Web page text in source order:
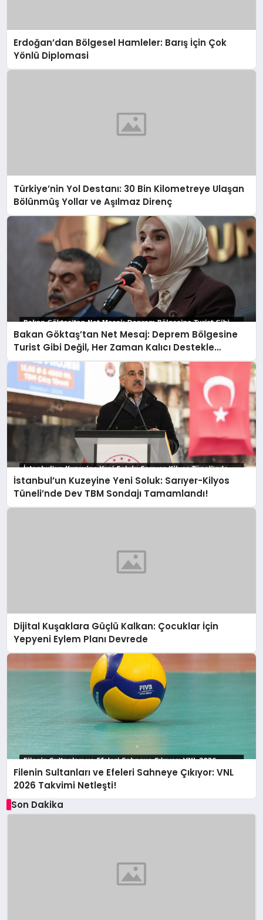
Erdoğan’dan Bölgesel Hamleler: Barış İçin Çok
Yönlü Diplomasi
Türkiye’nin Yol Destanı: 30 Bin Kilometreye Ulaşan
Bölünmüş Yollar ve Aşılmaz Direnç
Bakan Göktaş’tan Net Mesaj: Deprem Bölgesine
Turist Gibi Değil, Her Zaman Kalıcı Destekle
Gidiyoruz!
İstanbul’un Kuzeyine Yeni Soluk: Sarıyer-Kilyos
Tüneli’nde Dev TBM Sondajı Tamamlandı!
Dijital Kuşaklara Güçlü Kalkan: Çocuklar İçin
Yepyeni Eylem Planı Devrede
Filenin Sultanları ve Efeleri Sahneye Çıkıyor: VNL
2026 Takvimi Netleşti!
Son Dakika